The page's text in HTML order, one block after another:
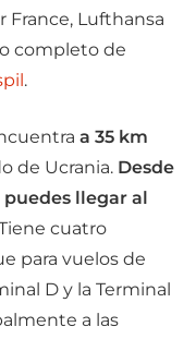
France, Lufthansa
completo de
.
a 35 km
de Ucrania. Desde
llegar al
cuatro
para vuelos de
D y la Terminal
a las